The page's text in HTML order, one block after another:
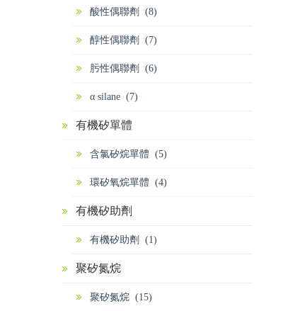
酸性偶聯劑 (8)
醇性偶聯劑 (7)
肟性偶聯劑 (6)
α silane (7)
有機矽單體
含氯矽烷單體 (5)
環矽氧烷單體 (4)
有機矽助劑
有機矽助劑 (1)
聚矽氮烷
聚矽氮烷 (15)